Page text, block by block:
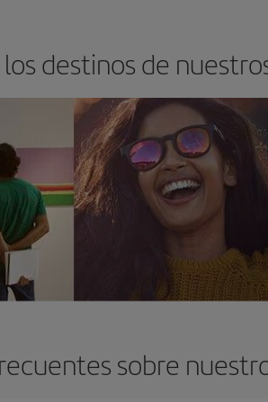
destinos de
sobre